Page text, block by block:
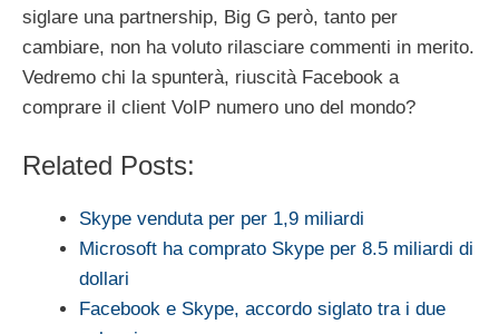
siglare una partnership, Big G però, tanto per
cambiare, non ha voluto rilasciare commenti in merito.
Vedremo chi la spunterà, riuscità Facebook a
comprare il client VoIP numero uno del mondo?
Related Posts:
Skype venduta per per 1,9 miliardi
Microsoft ha comprato Skype per 8.5 miliardi di
dollari
Facebook e Skype, accordo siglato tra i due